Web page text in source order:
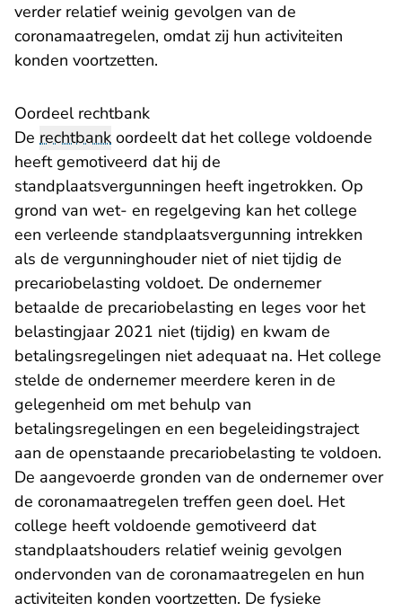
verder relatief weinig gevolgen van de
coronamaatregelen, omdat zij hun activiteiten
konden voortzetten.
Oordeel rechtbank
De rechtbank oordeelt dat het college voldoende
heeft gemotiveerd dat hij de
standplaatsvergunningen heeft ingetrokken. Op
grond van wet- en regelgeving kan het college
een verleende standplaatsvergunning intrekken
als de vergunninghouder niet of niet tijdig de
precariobelasting voldoet. De ondernemer
betaalde de precariobelasting en leges voor het
belastingjaar 2021 niet (tijdig) en kwam de
betalingsregelingen niet adequaat na. Het college
stelde de ondernemer meerdere keren in de
gelegenheid om met behulp van
betalingsregelingen en een begeleidingstraject
aan de openstaande precariobelasting te voldoen.
De aangevoerde gronden van de ondernemer over
de coronamaatregelen treffen geen doel. Het
college heeft voldoende gemotiveerd dat
standplaatshouders relatief weinig gevolgen
ondervonden van de coronamaatregelen en hun
activiteiten konden voortzetten. De fysieke